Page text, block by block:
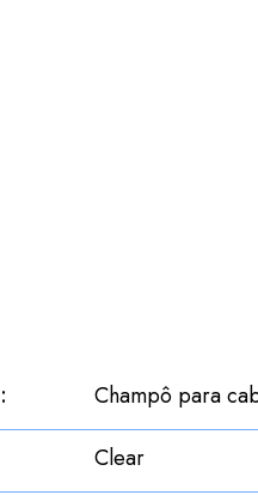
:
Champô para
Clear